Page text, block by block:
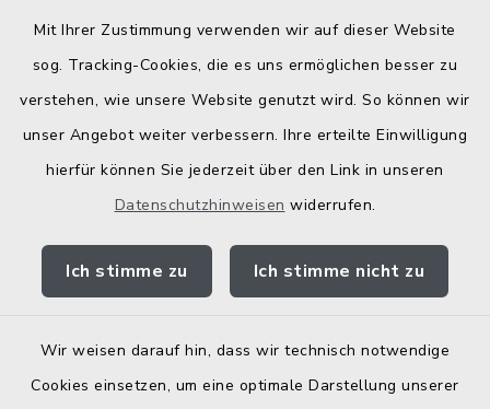
Mit Ihrer Zustimmung verwenden wir auf dieser Website
sog. Tracking-Cookies, die es uns ermöglichen besser zu
verstehen, wie unsere Website genutzt wird. So können wir
unser Angebot weiter verbessern. Ihre erteilte Einwilligung
hierfür können Sie jederzeit über den Link in unseren
Datenschutzhinweisen widerrufen.
Ich stimme zu Ich stimme nicht zu
Wir weisen darauf hin, dass wir technisch notwendige
Cookies einsetzen, um eine optimale Darstellung unserer
360 ° Panorama
Fahrplanauskunft
Kostenlose Energieberatung
Bodenrichtwerte
Kontakt